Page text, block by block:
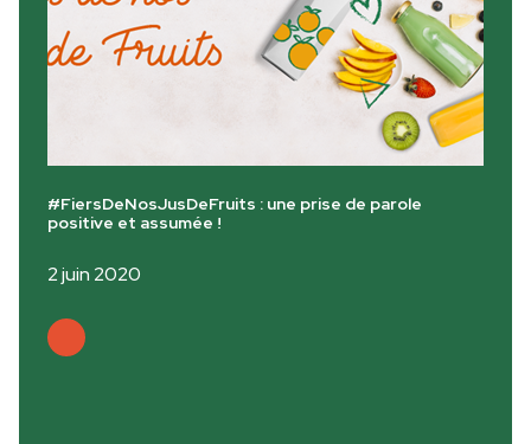
#FiersDeNosJusDeFruits : une prise de parole
positive et assumée !
2 juin 2020